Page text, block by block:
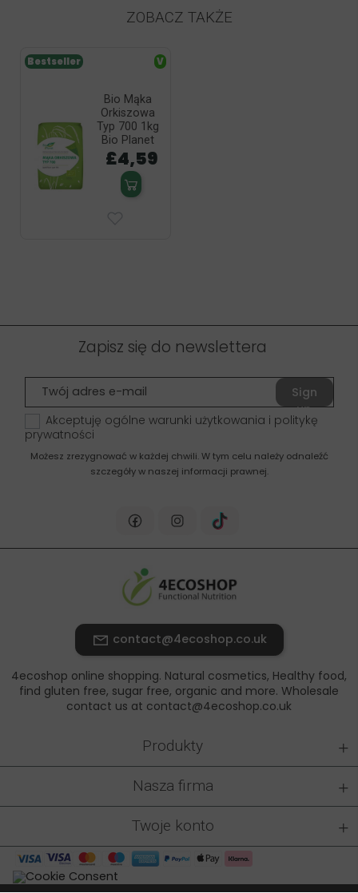
ZOBACZ TAKŻE
Bio Mąka
Orkiszowa
Typ 700 1kg
Bio Planet
£4,59
Bestseller V
Zapisz się do newslettera
Sign
up
Akceptuję ogólne warunki użytkowania i politykę
prywatności
Możesz zrezygnować w każdej chwili. W tym celu należy odnaleźć
szczegóły w naszej informacji prawnej.
contact@4ecoshop.co.uk
4ecoshop online shopping. Natural cosmetics, Healthy food,
find gluten free, sugar free, organic and more. Wholesale
contact us at contact@4ecoshop.co.uk
Produkty +
Nasza firma +
Twoje konto +